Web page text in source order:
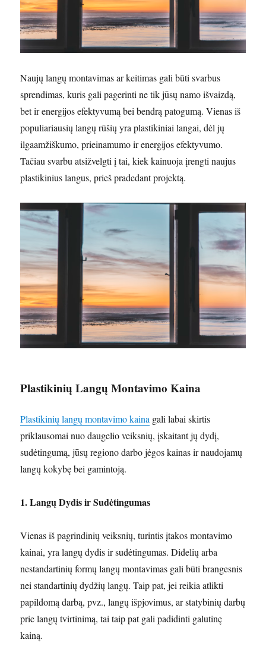
Naujų langų montavimas ar keitimas gali būti svarbus
sprendimas, kuris gali pagerinti ne tik jūsų namo išvaizdą,
bet ir energijos efektyvumą bei bendrą patogumą. Vienas iš
populiariausių langų rūšių yra plastikiniai langai, dėl jų
ilgaamžiškumo, prieinamumo ir energijos efektyvumo.
Tačiau svarbu atsižvelgti į tai, kiek kainuoja įrengti naujus
plastikinius langus, prieš pradedant projektą.
Plastikinių Langų Montavimo Kaina
Plastikinių langų montavimo kaina gali labai skirtis
priklausomai nuo daugelio veiksnių, įskaitant jų dydį,
sudėtingumą, jūsų regiono darbo jėgos kainas ir naudojamų
langų kokybę bei gamintoją.
1. Langų Dydis ir Sudėtingumas
Vienas iš pagrindinių veiksnių, turintis įtakos montavimo
kainai, yra langų dydis ir sudėtingumas. Didelių arba
nestandartinių formų langų montavimas gali būti brangesnis
nei standartinių dydžių langų. Taip pat, jei reikia atlikti
papildomą darbą, pvz., langų išpjovimus, ar statybinių darbų
prie langų tvirtinimą, tai taip pat gali padidinti galutinę
kainą.